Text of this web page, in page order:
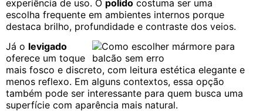
experiência de uso. O polido costuma ser uma
escolha frequente em ambientes internos porque
destaca brilho, profundidade e contraste dos veios.
Já o levigado
oferece um toque
mais fosco e discreto, com leitura estética elegante e
menos reflexo. Em alguns contextos, essa opção
também pode ser interessante para quem busca uma
superfície com aparência mais natural.